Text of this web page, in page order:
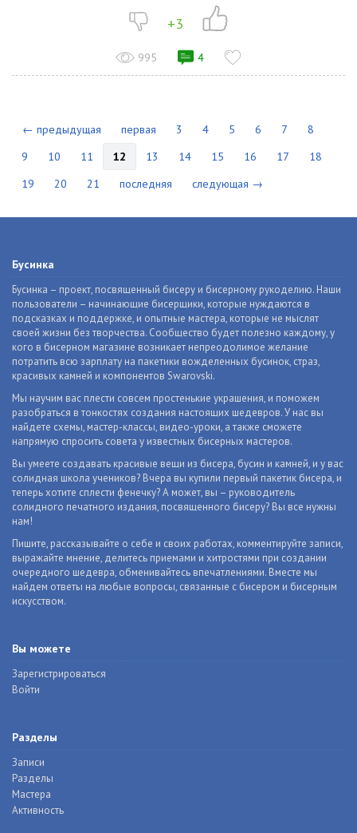
+3
995 4
← предыдущая первая 3 4 5 6 7
8
9
10 11 12 13 14 15 16 17
18
19
20 21 последняя следующая →
Бусинка
Бусинка – проект, посвященный бисеру и бисерному рукоделию. Наши
пользователи – начинающие бисерщики, которые нуждаются в
подсказках и поддержке, и опытные мастера, которые не мыслят
своей жизни без творчества. Сообщество будет полезно каждому, у
кого в бисерном магазине возникает непреодолимое желание
потратить всю зарплату на пакетики вожделенных бусинок, страз,
красивых камней и компонентов Swarovski.
Мы научим вас плести совсем простенькие украшения, и поможем
разобраться в тонкостях создания настоящих шедевров. У нас вы
найдете схемы, мастер-классы, видео-уроки, а также сможете
напрямую спросить совета у известных бисерных мастеров.
Вы умеете создавать красивые вещи из бисера, бусин и камней, и у вас
солидная школа учеников? Вчера вы купили первый пакетик бисера, и
теперь хотите сплести фенечку? А может, вы – руководитель
солидного печатного издания, посвященного бисеру? Вы все нужны
нам!
Пишите, рассказывайте о себе и своих работах, комментируйте записи,
выражайте мнение, делитесь приемами и хитростями при создании
очередного шедевра, обменивайтесь впечатлениями. Вместе мы
найдем ответы на любые вопросы, связанные с бисером и бисерным
искусством.
Вы можете
Зарегистрироваться
Войти
Разделы
Записи
Разделы
Мастера
Активность